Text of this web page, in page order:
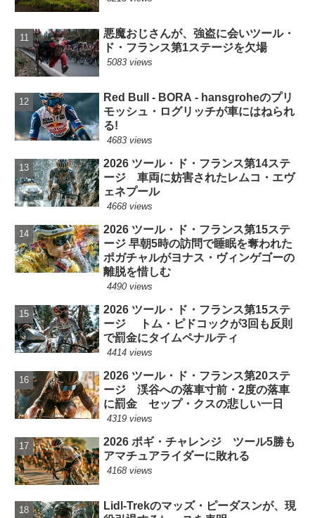
悪魔おじさんが、強盗に会いツール・
ド・フランス第1ステージを欠場
5083 views
Red Bull - BORA - hansgroheのプリ
モッシュ・ログリッチが車にはねられ
る!
4683 views
2026 ツール・ド・フランス第14ステ
ージ 車両に妨害されたレムコ・エヴ
ェネプール
4668 views
2026 ツール・ド・フランス第15ステ
ージ 早朝5時の訪問で睡眠を奪われた
ポガチャルがヨナス・ヴィンゲゴーの
離脱を惜しむ
4490 views
2026 ツール・ド・フランス第15ステ
ージ トム・ピドコックが3回も反則
で罰金にタイムペナルティ
4414 views
2026 ツール・ド・フランス第20ステ
ージ 渓谷への落車寸前・2度の落車
に罰金 セップ・クスの悲しい一日
4319 views
2026 ポギ・チャレンジ ツール5勝も
アマチュアライダーに敗れる
4168 views
Lidl-Trekのマッズ・ピーダスンが、現